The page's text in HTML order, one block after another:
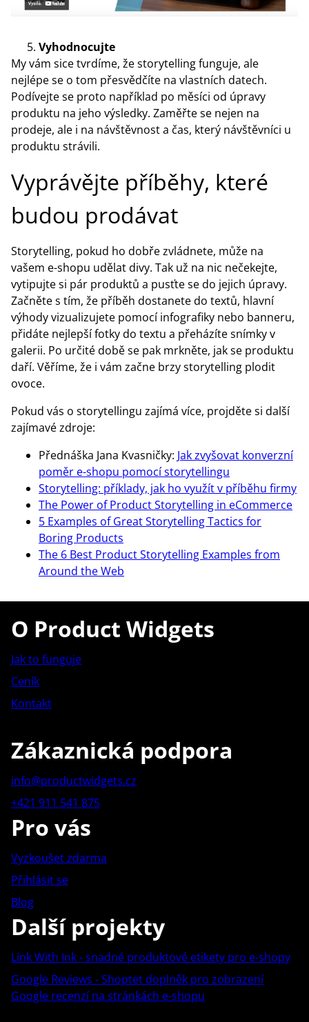
Vyhodnocujte
My vám sice tvrdíme, že storytelling funguje, ale
nejlépe se o tom přesvědčíte na vlastních datech.
Podívejte se proto například po měsíci od úpravy
produktu na jeho výsledky. Zaměřte se nejen na
prodeje, ale i na návštěvnost a čas, který návštěvníci u
produktu strávili.
Vyprávějte příběhy, které
budou prodávat
Storytelling, pokud ho dobře zvládnete, může na
vašem e-shopu udělat divy. Tak už na nic nečekejte,
vytipujte si pár produktů a pusťte se do jejich úpravy.
Začněte s tím, že příběh dostanete do textů, hlavní
výhody vizualizujete pomocí infografiky nebo banneru,
přidáte nejlepší fotky do textu a přeházíte snímky v
galerii. Po určité době se pak mrkněte, jak se produktu
daří. Věříme, že i vám začne brzy storytelling plodit
ovoce.
Pokud vás o storytellingu zajímá více, projděte si další
zajímavé zdroje:
Přednáška Jana Kvasničky: Jak zvyšovat konverzní
poměr e-shopu pomocí storytellingu
Storytelling: příklady, jak ho využít v příběhu firmy
The Power of Product Storytelling in eCommerce
5 Examples of Great Storytelling Tactics for
Boring Products
The 6 Best Product Storytelling Examples from
Around the Web
O Product Widgets
Jak to funguje
Ceník
Kontakt
Zákaznická podpora
info@productwidgets.cz
+421 911 541 875
Pro vás
Vyzkoušet zdarma
Přihlásit se
Blog
Další projekty
Link With Ink - snadné produktové etikety pro e-shopy
Google Reviews - Shoptet doplněk pro zobrazení
Google recenzí na stránkách e-shopu